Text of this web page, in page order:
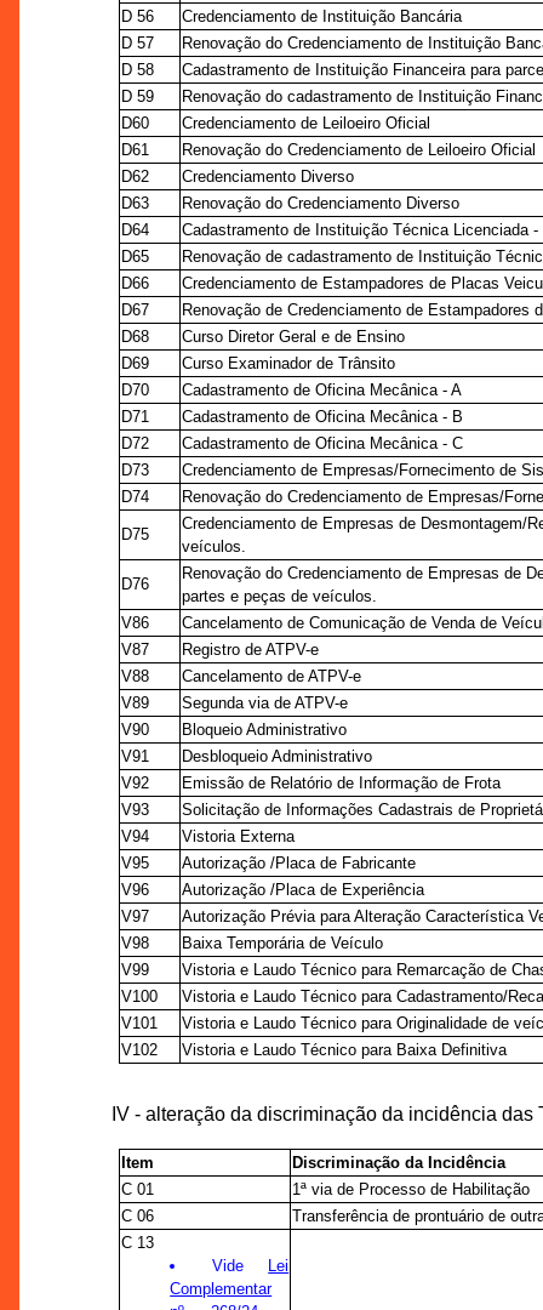
D 56
Credenciamento de Instituição Bancária
D 57
Renovação do Credenciamento de Instituição
D 58
Cadastramento de Instituição Financeira para
D 59
Renovação do cadastramento de Instituição
D60
Credenciamento de Leiloeiro Oficial
D61
Renovação do Credenciamento de Leiloeiro Oficial
D62
Credenciamento Diverso
D63
Renovação do Credenciamento Diverso
D64
Cadastramento de Instituição Técnica Licenciada -
D65
Renovação de cadastramento de Instituição
D66
Credenciamento de Estampadores de Placas
D67
Renovação de Credenciamento de Estampadores
D68
Curso Diretor Geral e de Ensino
D69
Curso Examinador de Trânsito
D70
Cadastramento de Oficina Mecânica - A
D71
Cadastramento de Oficina Mecânica - B
D72
Cadastramento de Oficina Mecânica - C
D73
Credenciamento de Empresas/Fornecimento de
D74
Renovação do Credenciamento de Empresas/
D75
Credenciamento de Empresas de Desmontagem/
veículos.
D76
Renovação do Credenciamento de Empresas de
partes e peças de veículos.
V86
Cancelamento de Comunicação de Venda de
V87
Registro de ATPV-e
V88
Cancelamento de ATPV-e
V89
Segunda via de ATPV-e
V90
Bloqueio Administrativo
V91
Desbloqueio Administrativo
V92
Emissão de Relatório de Informação de Frota
V93
Solicitação de Informações Cadastrais de
V94
Vistoria Externa
V95
Autorização /Placa de Fabricante
V96
Autorização /Placa de Experiência
V97
Autorização Prévia para Alteração Característica
V98
Baixa Temporária de Veículo
V99
Vistoria e Laudo Técnico para Remarcação de
V100
Vistoria e Laudo Técnico para Cadastramento/
V101
Vistoria e Laudo Técnico para Originalidade de
V102
Vistoria e Laudo Técnico para Baixa Definitiva
IV - alteração da discriminação da incidência
Item
Discriminação da Incidência
C 01
1ª via de Processo de Habilitação
C 06
Transferência de prontuário de
C 13
Vide
Lei
Complementar